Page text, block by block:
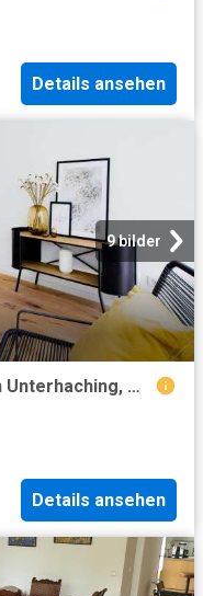
Details ansehen
9 bilder
2 Zimmer Wohnung zur Miete in Unterhaching, München
Details ansehen